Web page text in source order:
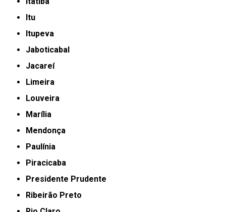
Itu
Itupeva
Jaboticabal
Jacareí
Limeira
Louveira
Marília
Mendonça
Paulínia
Piracicaba
Presidente Prudente
Ribeirão Preto